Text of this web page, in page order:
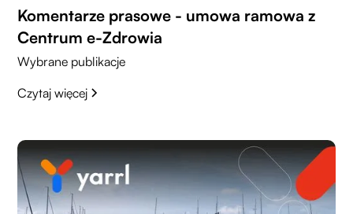
Komentarze prasowe - umowa ramowa z
Centrum e-Zdrowia
Wybrane publikacje
Czytaj więcej